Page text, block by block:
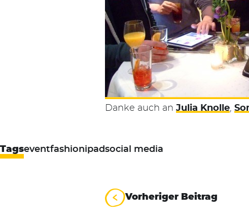
Danke auch an Julia Knolle
Tagseventfashionipadsocial media
Vorheriger Beitrag